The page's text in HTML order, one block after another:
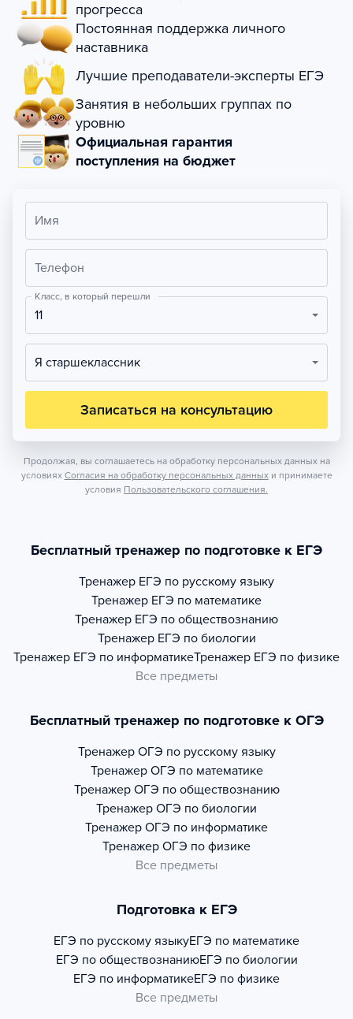
прогресса
Постоянная поддержка личного
наставника
Лучшие преподаватели-эксперты ЕГЭ
Занятия в небольших группах по
уровню
Официальная гарантия
поступления на бюджет
Имя
Телефон
Класс, в который перешли
11
Я старшеклассник
Записаться на консультацию
Продолжая, вы соглашаетесь на обработку персональных данных на
условиях Согласия на обработку персональных данных и принимаете
условия Пользовательского соглашения.
Бесплатный тренажер по подготовке к ЕГЭ
Тренажер ЕГЭ по русскому языку
Тренажер ЕГЭ по математике
Тренажер ЕГЭ по обществознанию
Тренажер ЕГЭ по биологии
Тренажер ЕГЭ по информатикеТренажер ЕГЭ по физике
Все предметы
Бесплатный тренажер по подготовке к ОГЭ
Тренажер ОГЭ по русскому языку
Тренажер ОГЭ по математике
Тренажер ОГЭ по обществознанию
Тренажер ОГЭ по биологии
Тренажер ОГЭ по информатике
Тренажер ОГЭ по физике
Все предметы
Подготовка к ЕГЭ
ЕГЭ по русскому языкуЕГЭ по математике
ЕГЭ по обществознаниюЕГЭ по биологии
ЕГЭ по информатикеЕГЭ по физике
Все предметы